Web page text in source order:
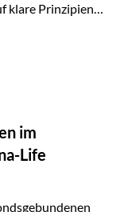
klare Prinzipien
breite
seit vielen Jahren
im
Life